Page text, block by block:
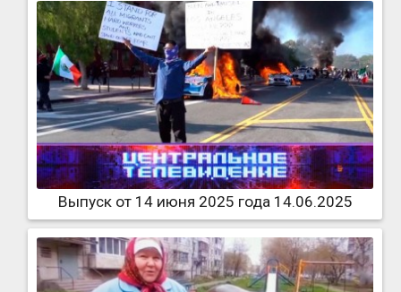
Выпуск от 14 июня 2025 года 14.06.2025